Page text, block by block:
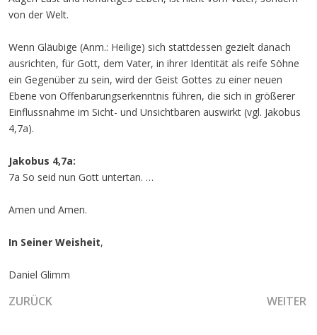
von der Welt.
Wenn Gläubige (Anm.: Heilige) sich stattdessen gezielt danach
ausrichten, für Gott, dem Vater, in ihrer Identität als reife Söhne
ein Gegenüber zu sein, wird der Geist Gottes zu einer neuen
Ebene von Offenbarungserkenntnis führen, die sich in größerer
Einflussnahme im Sicht- und Unsichtbaren auswirkt (vgl. Jakobus
4,7a).
Jakobus 4,7a:
7a So seid nun Gott untertan. …
Amen und Amen.
In Seiner Weisheit,
Daniel Glimm
VORHERIGER BEITRAG: DER EINTRITT IN DIE
ZURÜCK WEITER